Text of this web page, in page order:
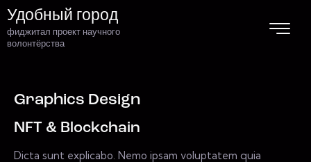
Удобный город
фиджитал проект научного
волонтёрства
Graphics Design
NFT & Blockchain
Dicta sunt explicabo. Nemo ipsam voluptatem quia